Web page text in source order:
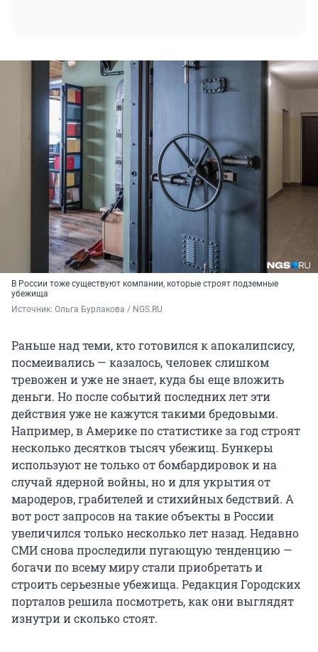
В России тоже существуют компании, которые строят подземные
убежища
Источник: Ольга Бурлакова / NGS.RU
Раньше над теми, кто готовился к апокалипсису,
посмеивались — казалось, человек слишком
тревожен и уже не знает, куда бы еще вложить
деньги. Но после событий последних лет эти
действия уже не кажутся такими бредовыми.
Например, в Америке по статистике за год строят
несколько десятков тысяч убежищ. Бункеры
используют не только от бомбардировок и на
случай ядерной войны, но и для укрытия от
мародеров, грабителей и стихийных бедствий. А
вот рост запросов на такие объекты в России
увеличился только несколько лет назад. Недавно
СМИ снова проследили пугающую тенденцию —
богачи по всему миру стали приобретать и
строить серьезные убежища. Редакция Городских
порталов решила посмотреть, как они выглядят
изнутри и сколько стоят.